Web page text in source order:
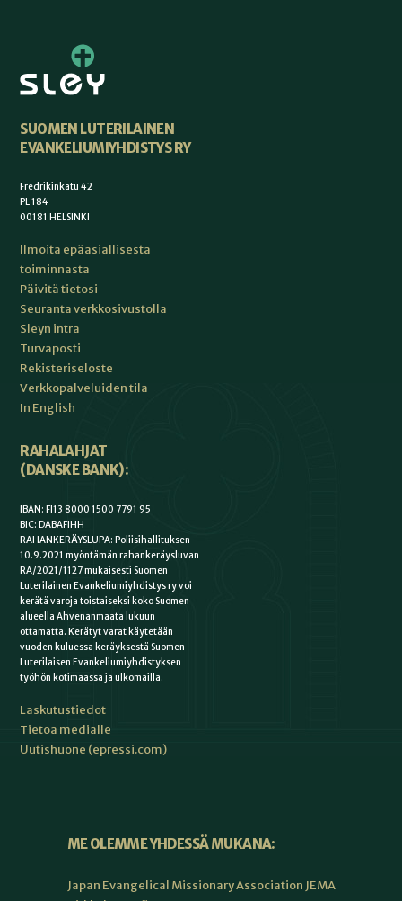
SUOMEN LUTERILAINEN
EVANKELIUMIYHDISTYS RY
Fredrikinkatu 42
PL 184
00181 HELSINKI
Ilmoita epäasiallisesta
toiminnasta
Päivitä tietosi
Seuranta verkkosivustolla
Sleyn intra
Turvaposti
Rekisteriseloste
Verkkopalveluiden tila
In English
RAHALAHJAT
(DANSKE BANK):
IBAN: FI13 8000 1500 7791 95
BIC: DABAFIHH
RAHANKERÄYSLUPA: Poliisihallituksen
10.9.2021 myöntämän rahankeräysluvan
RA/2021/1127 mukaisesti Suomen
Luterilainen Evankeliumiyhdistys ry voi
kerätä varoja toistaiseksi koko Suomen
alueella Ahvenanmaata lukuun
ottamatta. Kerätyt varat käytetään
vuoden kuluessa keräyksestä Suomen
Luterilaisen Evankeliumiyhdistyksen
työhön kotimaassa ja ulkomailla.
Laskutustiedot
Tietoa medialle
Uutishuone (epressi.com)
ME OLEMME YHDESSÄ MUKANA:
Japan Evangelical Missionary Association JEMA